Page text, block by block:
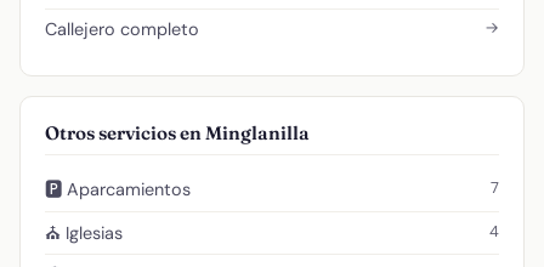
Callejero completo →
Otros servicios en Minglanilla
🅿️ Aparcamientos 7
⛪ Iglesias 4